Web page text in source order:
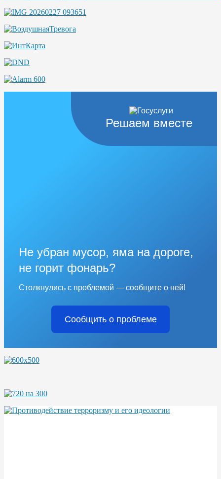
Решаем вместе
Не убран мусор, яма на дороге,
не горит фонарь?
Столкнулись с проблемой — сообщите о ней!
Сообщить о проблеме